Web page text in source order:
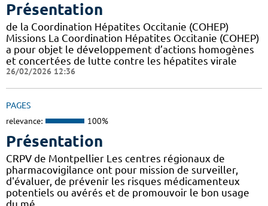
Présentation
de la Coordination Hépatites Occitanie (COHEP)
Missions La Coordination Hépatites Occitanie (COHEP)
a pour objet le développement d’actions homogènes
et concertées de lutte contre les hépatites virale
26/02/2026 12:36
PAGES
relevance: 100%
Présentation
CRPV de Montpellier Les centres régionaux de
pharmacovigilance ont pour mission de surveiller,
d'évaluer, de prévenir les risques médicamenteux
potentiels ou avérés et de promouvoir le bon usage